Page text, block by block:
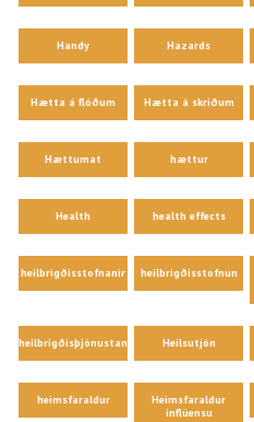
Handy Hazards
Hætta á flóðum Hætta á skriðum
Hættumat hættur
Health health effects
heilbrigðisstofnanir heilbrigðisstofnun
heilbrigðisþjónustan Heilsutjón
heimsfaraldur
Heimsfaraldur
inflúensu